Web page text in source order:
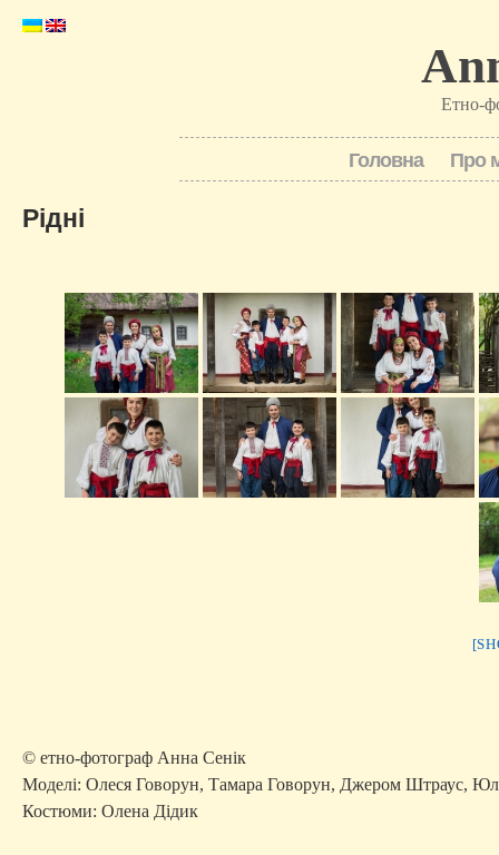
Етно-
Головна Про
Рідні
© етно-фотограф Анна Сенік
Моделі: Олеся Говорун, Тамара Говорун, Джером Штраус,
Костюми: Олена Дідик